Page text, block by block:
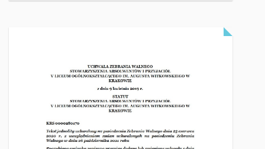
CZYTAJ WIĘCEJ